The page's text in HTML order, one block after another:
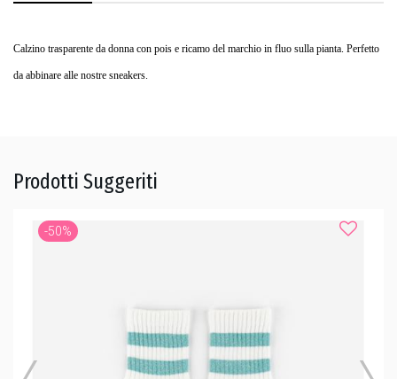
Calzino trasparente da donna con pois e ricamo del marchio in fluo sulla pianta. Perfetto
da abbinare alle nostre sneakers.
Prodotti Suggeriti
-50%